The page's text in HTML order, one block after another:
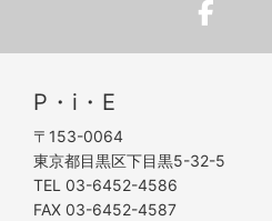
P・i・E
〒153-0064
東京都目黒区下目黒5-32-5
TEL 03-6452-4586
FAX 03-6452-4587